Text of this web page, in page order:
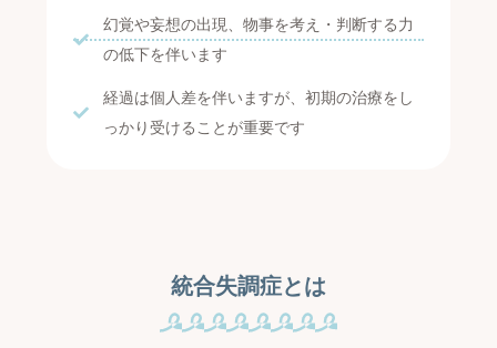
幻覚や妄想の出現、物事を考え・判断する力
の低下を伴います
経過は個人差を伴いますが、初期の治療をし
っかり受けることが重要です
統合失調症とは